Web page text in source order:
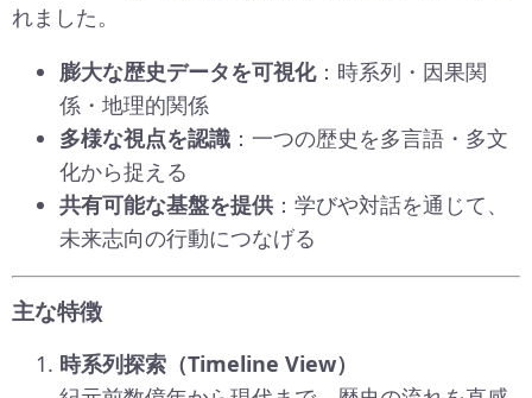
れました。
膨大な歴史データを可視化：時系列・因果関
係・地理的関係
多様な視点を認識 ：一つの歴史を多言語・多文
化から捉える
共有可能な基盤を提供 ：学びや対話を通じて、
未来志向の行動につなげる
主な特徴
時系列探索（Timeline View）